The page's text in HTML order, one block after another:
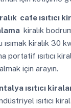
cafe ısıtıcı
kiralık
kiralık 30
portatif ısıtıcı
için arayın.
ısıtıcı
ısıtıcı